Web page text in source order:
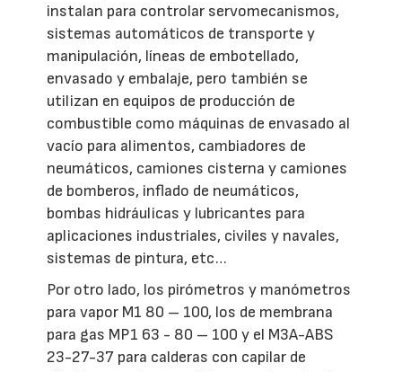
instalan para controlar servomecanismos,
sistemas automáticos de transporte y
manipulación, líneas de embotellado,
envasado y embalaje, pero también se
utilizan en equipos de producción de
combustible como máquinas de envasado al
vacío para alimentos, cambiadores de
neumáticos, camiones cisterna y camiones
de bomberos, inflado de neumáticos,
bombas hidráulicas y lubricantes para
aplicaciones industriales, civiles y navales,
sistemas de pintura, etc…
Por otro lado, los pirómetros y manómetros
para vapor M1 80 – 100, los de membrana
para gas MP1 63 - 80 – 100 y el M3A-ABS
23-27-37 para calderas con capilar de